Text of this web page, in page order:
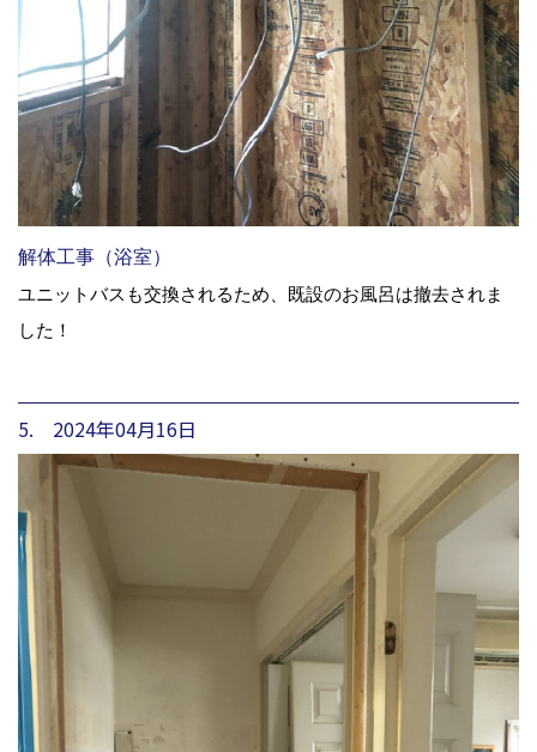
解体工事（浴室）
ユニットバスも交換されるため、既設のお風呂は撤去されま
した！
5. 2024年04月16日